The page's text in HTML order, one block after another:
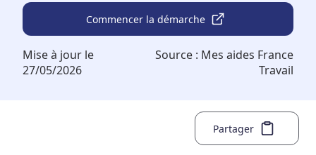
Commencer la démarche
Mise à jour le
27/05/2026
Source : Mes aides France
Travail
Partager